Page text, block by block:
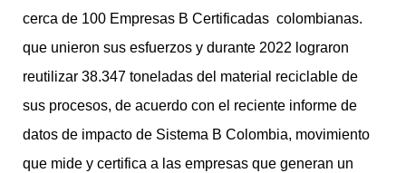
cerca de 100 Empresas B Certificadas colombianas.
que unieron sus esfuerzos y durante 2022 lograron
reutilizar 38.347 toneladas del material reciclable de
sus procesos, de acuerdo con el reciente informe de
datos de impacto de Sistema B Colombia, movimiento
que mide y certifica a las empresas que generan un